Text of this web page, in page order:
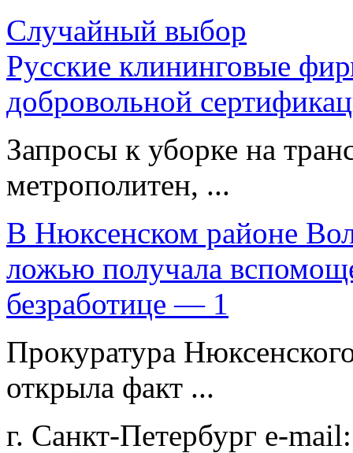
Случайный выбор
Русские клининговые
добровольной
Запросы к уборке на
метрополитен, ...
В Нюксенском районе
ложью получала
безработице — 1
Прокуратура
открыла факт ...
г. Санкт-Петербург e-